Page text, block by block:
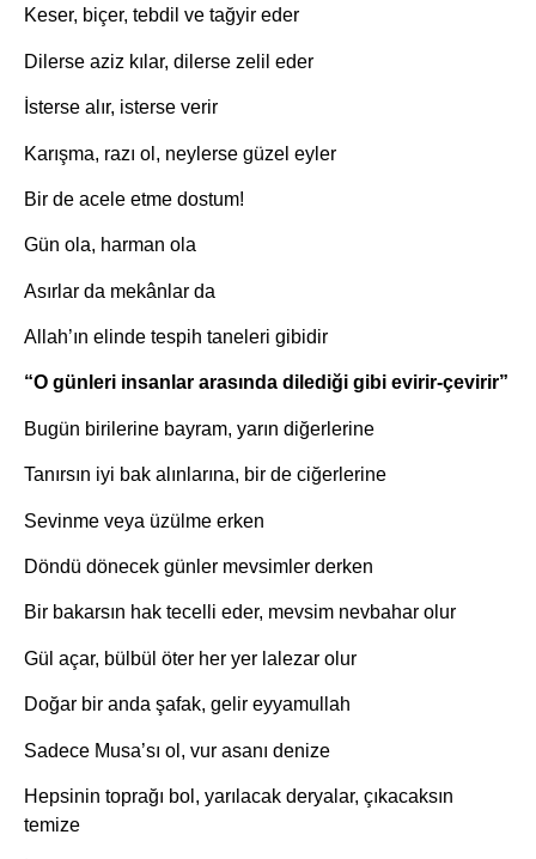
Keser, biçer, tebdil ve tağyir eder
Dilerse aziz kılar, dilerse zelil eder
İsterse alır, isterse verir
Karışma, razı ol, neylerse güzel eyler
Bir de acele etme dostum!
Gün ola, harman ola
Asırlar da mekânlar da
Allah’ın elinde tespih taneleri gibidir
“O günleri insanlar arasında dilediği gibi evirir-çevirir”
Bugün birilerine bayram, yarın diğerlerine
Tanırsın iyi bak alınlarına, bir de ciğerlerine
Sevinme veya üzülme erken
Döndü dönecek günler mevsimler derken
Bir bakarsın hak tecelli eder, mevsim nevbahar olur
Gül açar, bülbül öter her yer lalezar olur
Doğar bir anda şafak, gelir eyyamullah
Sadece Musa’sı ol, vur asanı denize
Hepsinin toprağı bol, yarılacak deryalar, çıkacaksın
temize